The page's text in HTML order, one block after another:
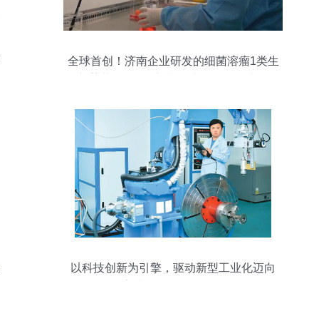
全球首创！济南企业研发的细菌溶瘤1类生
以科技创新为引擎，驱动新型工业化迈向